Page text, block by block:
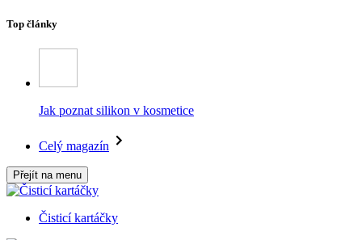
Top články
Jak poznat silikon v kosmetice
Celý magazín
Přejít na menu
Čisticí kartáčky